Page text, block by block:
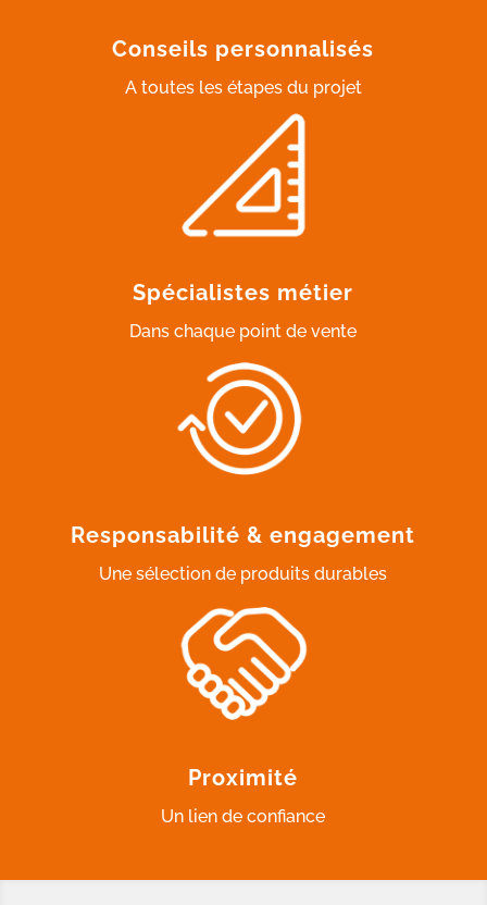
Conseils personnalisés
A toutes les étapes du projet
Spécialistes métier
Dans chaque point de vente
Responsabilité & engagement
Une sélection de produits durables
Proximité
Un lien de confiance